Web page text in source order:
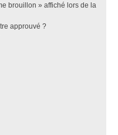
brouillon » affiché lors de la
approuvé ?